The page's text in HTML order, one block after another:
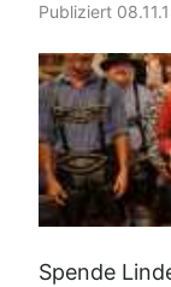
Publiziert
Spende